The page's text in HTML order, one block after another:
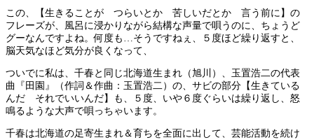
この、【生きることが つらいとか 苦しいだとか 言う前に】の
フレーズが、風呂に浸かりながら結構な声量で唄うのに、ちょうど
グーなんですよね。何度も…そうですねぇ、５度ほど繰り返すと、
脳天気なほど気分が良くなって、
ついでに私は、千春と同じ北海道生まれ（旭川）、玉置浩二の代表
曲『田園』（作詞＆作曲：玉置浩二）の、サビの部分【生きている
んだ それでいいんだ】も、５度、いや６度ぐらいは繰り返し、怒
鳴るような大声で唄っちゃいます。
千春は北海道の足寄生まれ＆育ちを全面に出して、芸能活動を続け